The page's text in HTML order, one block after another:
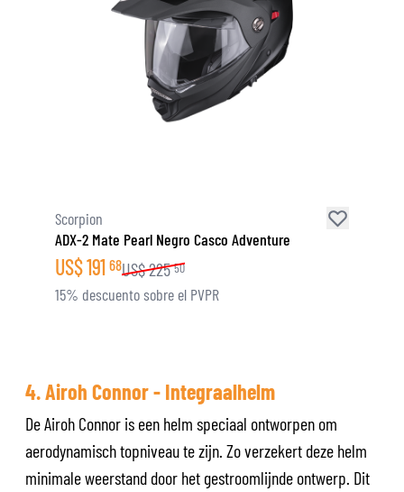
Scorpion
ADX-2 Mate Pearl Negro Casco Adventure
US$191 68US$225 50
15% descuento sobre el PVPR
4. Airoh Connor - Integraalhelm
De Airoh Connor is een helm speciaal ontworpen om
aerodynamisch topniveau te zijn. Zo verzekert deze helm
minimale weerstand door het gestroomlijnde ontwerp. Dit